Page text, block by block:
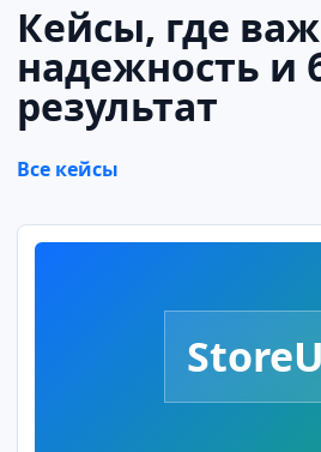
Кейсы, где
надежность и
результат
Все кейсы